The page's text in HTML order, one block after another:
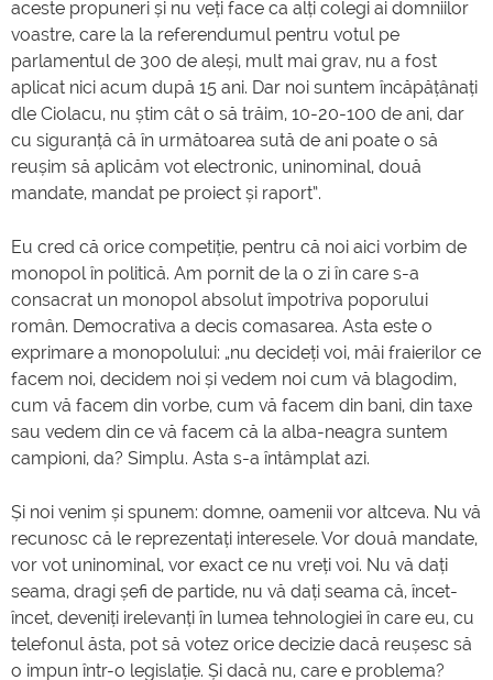
aceste propuneri și nu veți face ca alți colegi ai domniilor
voastre, care la la referendumul pentru votul pe
parlamentul de 300 de aleși, mult mai grav, nu a fost
aplicat nici acum după 15 ani. Dar noi suntem încăpățânați
dle Ciolacu, nu știm cât o să trăim, 10-20-100 de ani, dar
cu siguranță că în următoarea sută de ani poate o să
reușim să aplicăm vot electronic, uninominal, două
mandate, mandat pe proiect și raport”.
Eu cred că orice competiție, pentru că noi aici vorbim de
monopol în politică. Am pornit de la o zi în care s-a
consacrat un monopol absolut împotriva poporului
român. Democrativa a decis comasarea. Asta este o
exprimare a monopolului: „nu decideți voi, măi fraierilor ce
facem noi, decidem noi și vedem noi cum vă blagodim,
cum vă facem din vorbe, cum vă facem din bani, din taxe
sau vedem din ce vă facem că la alba-neagra suntem
campioni, da? Simplu. Asta s-a întâmplat azi.
Și noi venim și spunem: domne, oamenii vor altceva. Nu vă
recunosc că le reprezentați interesele. Vor două mandate,
vor vot uninominal, vor exact ce nu vreți voi. Nu vă dați
seama, dragi șefi de partide, nu vă dați seama că, încet-
încet, deveniți irelevanți în lumea tehnologiei în care eu, cu
telefonul ăsta, pot să votez orice decizie dacă reușesc să
o impun într-o legislație. Și dacă nu, care e problema?